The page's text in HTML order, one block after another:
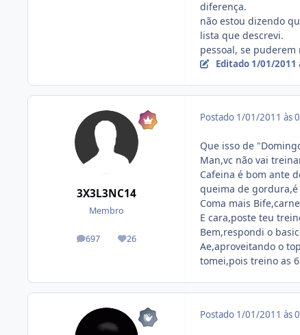
diferença.
não estou dizendo
lista que descrevi.
pessoal, se
Editado 1/01/2011
3X3L3NC14
Membro
697
posts 26
Reputação
Postado 1/01/2011 às
Que isso de
Man,vc não vai
Cafeina é bom ante
queima de
Coma mais
E cara,poste teu
Bem,respondi o
Ae,aproveitando o
tomei,pois treino as
Postado 1/01/2011 às